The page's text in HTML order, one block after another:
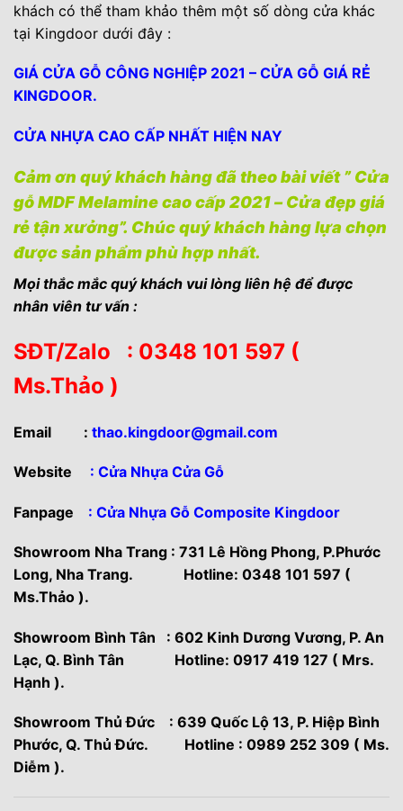
khách có thể tham khảo thêm một số dòng cửa khác
tại Kingdoor dưới đây :
GIÁ CỬA GỖ CÔNG NGHIỆP 2021 – CỬA GỖ GIÁ RẺ
KINGDOOR.
CỬA NHỰA CAO CẤP NHẤT HIỆN NAY
Cảm ơn quý khách hàng đã theo bài viết ” Cửa
gỗ MDF Melamine cao cấp 2021 – Cửa đẹp giá
rẻ tận xưởng”. Chúc quý khách hàng lựa chọn
được sản phẩm phù hợp nhất.
Mọi thắc mắc quý khách vui lòng liên hệ để được
nhân viên tư vấn :
SĐT/Zalo : 0348 101 597 (
Ms.Thảo )
Email : thao.kingdoor@gmail.com
Website : Cửa Nhựa Cửa Gỗ
Fanpage : Cửa Nhựa Gỗ Composite Kingdoor
Showroom Nha Trang : 731 Lê Hồng Phong, P.Phước
Long, Nha Trang. Hotline: 0348 101 597 (
Ms.Thảo ).
Showroom Bình Tân : 602 Kinh Dương Vương, P. An
Lạc, Q. Bình Tân Hotline: 0917 419 127 ( Mrs.
Hạnh ).
Showroom Thủ Đức : 639 Quốc Lộ 13, P. Hiệp Bình
Phước, Q. Thủ Đức. Hotline : 0989 252 309 ( Ms.
Diễm ).